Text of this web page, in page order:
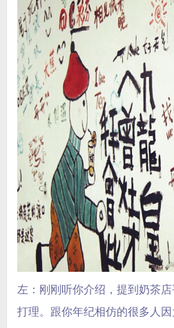
左：刚刚听你介绍，提到奶茶
打理。跟你年纪相仿的很多人因